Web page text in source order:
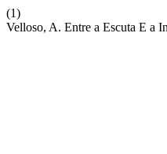
(1)
Velloso, A. Entre a Escuta E a